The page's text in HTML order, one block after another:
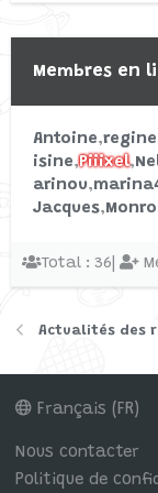
V
Membres en
Antoine regine
isine Piiixel
arinou
Jacques
Total : 36|
Actualités des
Français (FR)
Nous contacter
Politique de